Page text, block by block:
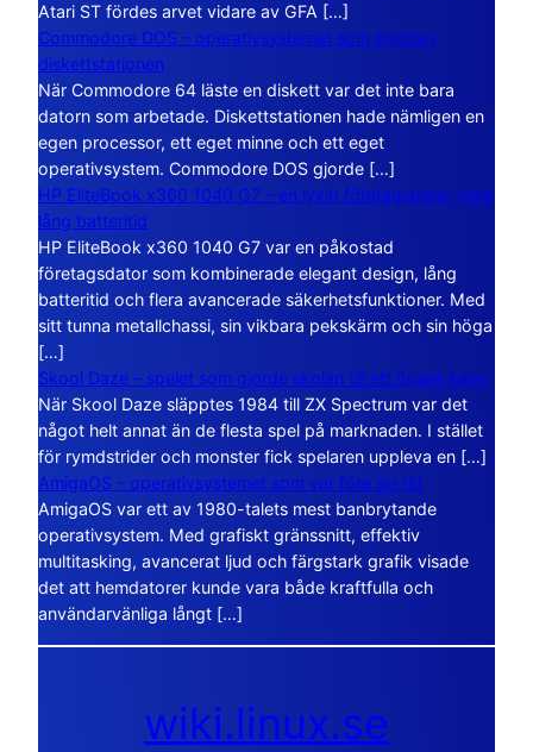
Atari ST fördes arvet vidare av GFA […]
Commodore DOS – operativsystemet som bodde i
diskettstationen
När Commodore 64 läste en diskett var det inte bara
datorn som arbetade. Diskettstationen hade nämligen en
egen processor, ett eget minne och ett eget
operativsystem. Commodore DOS gjorde […]
HP EliteBook x360 1040 G7 – en lyxig företagsdator med
lång batteritid
HP EliteBook x360 1040 G7 var en påkostad
företagsdator som kombinerade elegant design, lång
batteritid och flera avancerade säkerhetsfunktioner. Med
sitt tunna metallchassi, sin vikbara pekskärm och sin höga
[…]
Skool Daze – spelet som gjorde skolan till ett öppet kaos
När Skool Daze släpptes 1984 till ZX Spectrum var det
något helt annat än de flesta spel på marknaden. I stället
för rymdstrider och monster fick spelaren uppleva en […]
AmigaOS – operativsystemet som var före sin tid
AmigaOS var ett av 1980-talets mest banbrytande
operativsystem. Med grafiskt gränssnitt, effektiv
multitasking, avancerat ljud och färgstark grafik visade
det att hemdatorer kunde vara både kraftfulla och
användarvänliga långt […]
wiki.linux.se